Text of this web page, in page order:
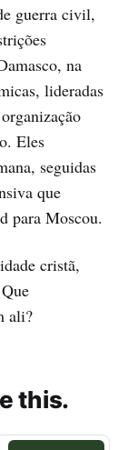
guerra civil,
na
lideradas
Eles
seguidas
que
para Moscou.
cristã,
ali?
this.